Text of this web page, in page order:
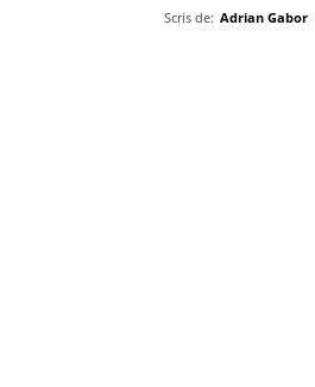
Scris de: Adrian Gabor